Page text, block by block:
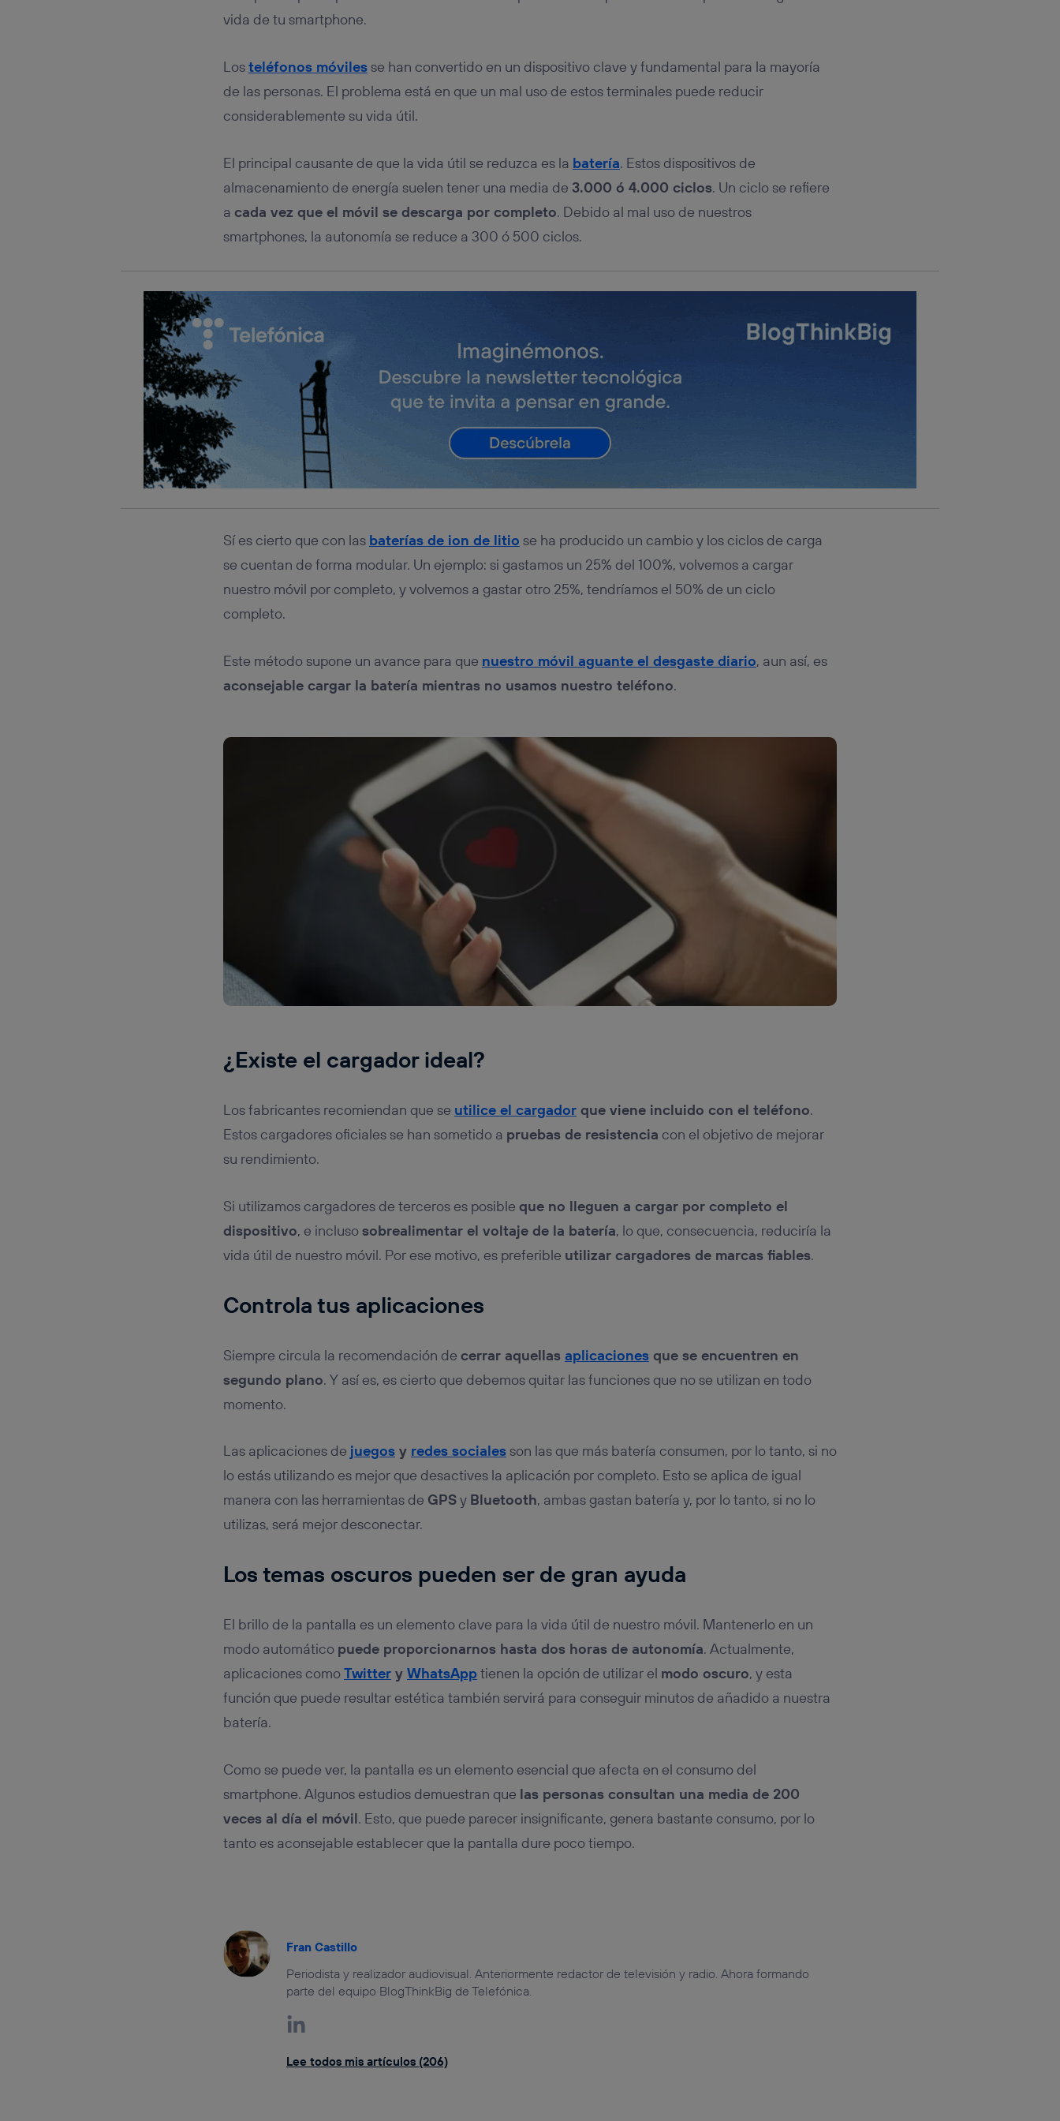
vida de tu smartphone.
Losteléfonos móvilesse han convertido en un dispositivo clave y fundamental para la mayoría
de las personas. El problema está en que un mal uso de estos terminales puede reducir
considerablemente su vida útil.
El principal causante de que la vida útil se reduzca es la batería. Estos dispositivos de
almacenamiento de energía suelen tener una media de 3.000 ó 4.000 ciclos. Un ciclo se refiere
a cada vez que el móvil se descarga por completo. Debido al mal uso de nuestros
smartphones, la autonomía se reduce a 300 ó 500 ciclos.
Sí es cierto que con las baterías de ion de litio se ha producido un cambio y los ciclos de carga
se cuentan de forma modular. Un ejemplo: si gastamos un 25% del 100%, volvemos a cargar
nuestro móvil por completo, y volvemos a gastar otro 25%, tendríamos el 50% de un ciclo
completo.
Este método supone un avance para que nuestro móvil aguante el desgaste diario, aun así, es
aconsejable cargar la batería mientras no usamos nuestro teléfono.
¿Existe el cargador ideal?
Los fabricantes recomiendan que se utilice el cargadorque viene incluido con el teléfono.
Estos cargadores oficiales se han sometido a pruebas de resistencia con el objetivo de mejorar
su rendimiento.
Si utilizamos cargadores de terceros es posible que no lleguen a cargar por completo el
dispositivo, e inclusosobrealimentar el voltaje de la batería, lo que, consecuencia, reduciría la
vida útil de nuestro móvil. Por ese motivo, es preferible utilizar cargadores de marcas fiables.
Controla tus aplicaciones
Siempre circula la recomendación de cerrar aquellas aplicacionesque se encuentren en
segundo plano. Y así es, es cierto que debemos quitar las funciones que no se utilizan en todo
momento.
Las aplicaciones de juegosy redes socialesson las que más batería consumen, por lo tanto, si no
lo estás utilizando es mejor que desactives la aplicación por completo. Esto se aplica de igual
manera con las herramientas de GPSy Bluetooth, ambas gastan batería y, por lo tanto, si no lo
utilizas, será mejor desconectar.
Los temas oscuros pueden ser de gran ayuda
El brillo de la pantalla es un elemento clave para la vida útil de nuestro móvil. Mantenerlo en un
modo automático puede proporcionarnos hasta dos horas de autonomía. Actualmente,
aplicaciones comoTwittery WhatsApptienen la opción de utilizar el modo oscuro, y esta
función que puede resultar estética también servirá para conseguir minutos de añadido a nuestra
batería.
Como se puede ver, la pantalla es un elemento esencial que afecta en el consumo del
smartphone. Algunos estudios demuestran que las personas consultan una media de 200
veces al día el móvil. Esto, que puede parecer insignificante, genera bastante consumo, por lo
tanto es aconsejable establecer que la pantalla dure poco tiempo.
Fran Castillo
Periodista y realizador audiovisual. Anteriormente redactor de televisión y radio. Ahora formando
parte del equipo BlogThinkBig de Telefónica.
Lee todos mis artículos (206)
conecte su dispositivo y consienta el uso de la tecnología recibirá el mismo identificador.
Típicamente:
realizará en función de las actividades de navegación de los miembros del hogar que
hayan dado su consentimiento.
únicamente en la navegación del usuario del móvil.
inferior de esta página web o visitando el
portal de privacidad de Utiq (“consenthub”)
Para más información, consulta la política de privacidad de Utiq.